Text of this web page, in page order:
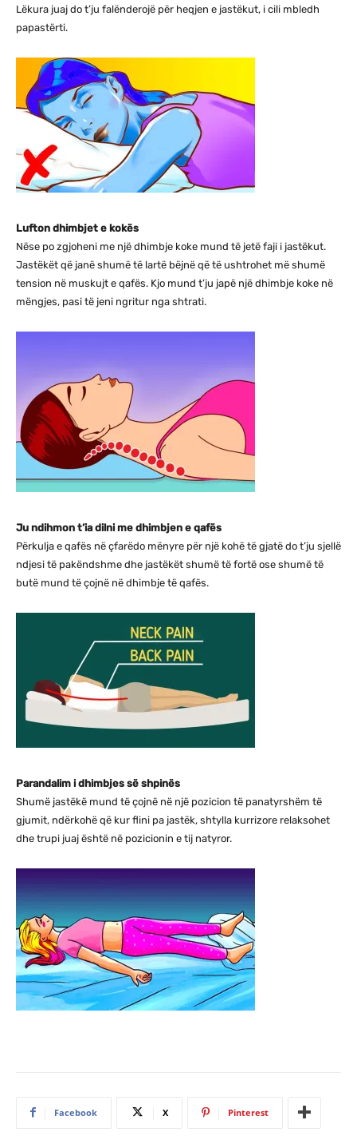
Lëkura juaj do t’ju falënderojë për heqjen e jastëkut, i cili mbledh
papastërti.
Lufton dhimbjet e kokës
Nëse po zgjoheni me një dhimbje koke mund të jetë faji i jastëkut.
Jastëkët që janë shumë të lartë bëjnë që të ushtrohet më shumë
tension në muskujt e qafës. Kjo mund t’ju japë një dhimbje koke në
mëngjes, pasi të jeni ngritur nga shtrati.
Ju ndihmon t’ia dilni me dhimbjen e qafës
Përkulja e qafës në çfarëdo mënyre për një kohë të gjatë do t’ju sjellë
ndjesi të pakëndshme dhe jastëkët shumë të fortë ose shumë të
butë mund të çojnë në dhimbje të qafës.
Parandalim i dhimbjes së shpinës
Shumë jastëkë mund të çojnë në një pozicion të panatyrshëm të
gjumit, ndërkohë që kur flini pa jastëk, shtylla kurrizore relaksohet
dhe trupi juaj është në pozicionin e tij natyror.
Facebook X Pinterest